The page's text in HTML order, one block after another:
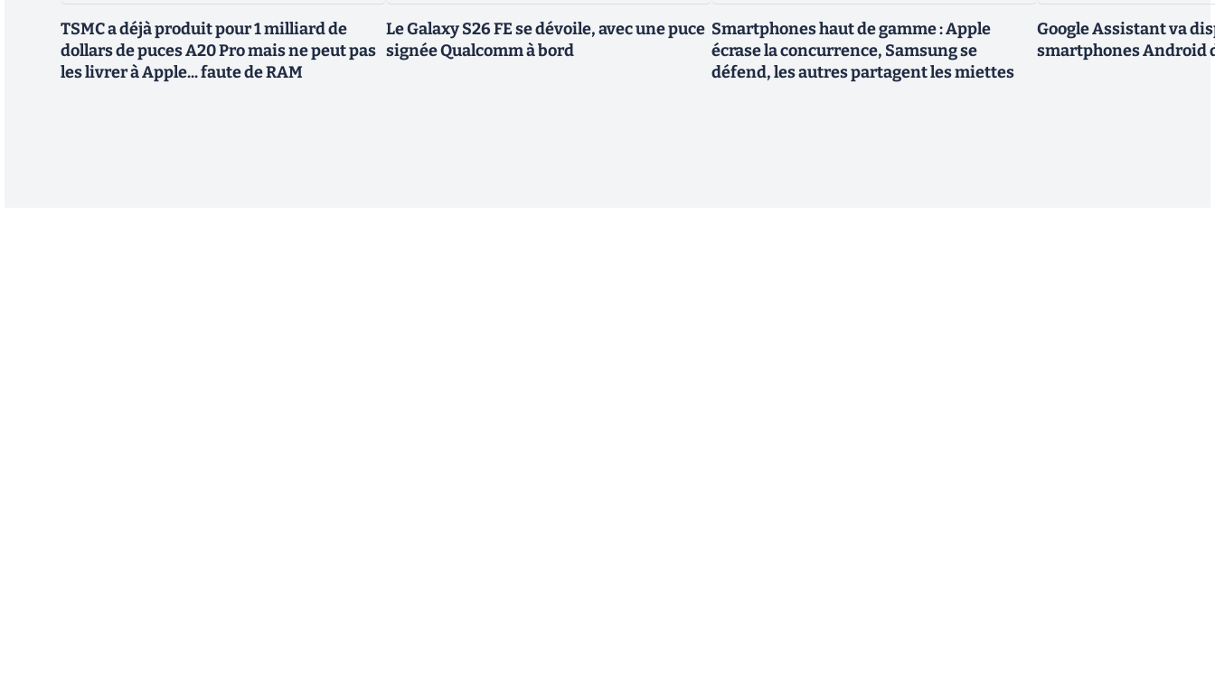
TSMC a déjà produit pour 1 milliard de
dollars de puces A20 Pro mais ne peut pas
les livrer à Apple... faute de RAM
Le Galaxy S26 FE se dévoile, avec une puce
signée Qualcomm à bord
Smartphones haut de gamme : Apple
écrase la concurrence, Samsung se
défend, les autres partagent les miettes
Google Assistant va
smartphones Android